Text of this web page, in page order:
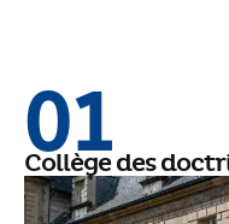
01
Collège des